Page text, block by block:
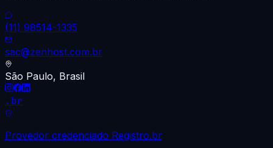
(11) 98514-1335
sac@zenhost.com.br
São Paulo, Brasil
.br
Provedor credenciado Registro.br